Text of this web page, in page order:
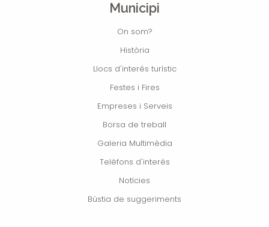
Municipi
On som?
Història
Llocs d'interés turístic
Festes i Fires
Empreses i Serveis
Borsa de treball
Galeria Multimèdia
Telèfons d'interés
Notícies
Bústia de suggeriments